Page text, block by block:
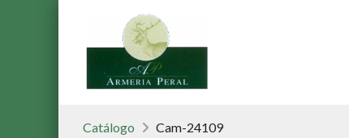
Catálogo Cam-24109